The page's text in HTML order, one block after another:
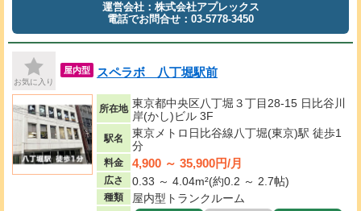
運営会社：株式会社アプレックス
電話でお問合せ：03-5778-3450
お気に入り
屋内型 スペラボ 八丁堀駅前
所在地 東京都中央区八丁堀３丁目28-15 日比谷川
岸(かし)ビル 3F
駅名
東京メトロ日比谷線八丁堀(東京)駅 徒歩1
分
料金 4,900 ～ 35,900円/月
広さ 0.33 ～ 4.04m²(約0.2 ～ 2.7帖)
種類 屋内型トランクルーム